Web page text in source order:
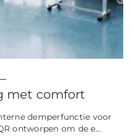
met comfort
demperfunctie voor
ontworpen om de e...